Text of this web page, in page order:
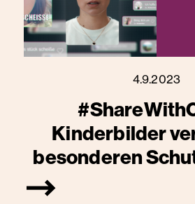
4.9.2023
Kinderbilder
besonderen